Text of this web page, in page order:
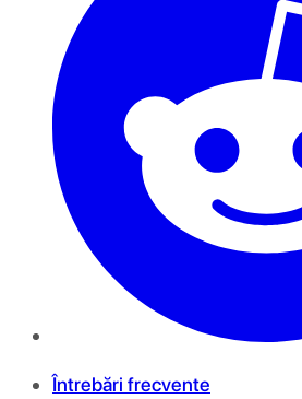
Întrebări frecvente